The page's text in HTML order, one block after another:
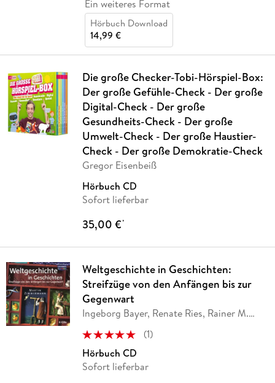
Ein weiteres Format
Hörbuch Download
14,99 €
Die große Checker-Tobi-Hörspiel-Box:
Der große Gefühle-Check - Der große
Digital-Check - Der große
Gesundheits-Check - Der große
Umwelt-Check - Der große Haustier-
Check - Der große Demokratie-Check
Gregor Eisenbeiß
Hörbuch CD
Sofort lieferbar
35,00 €*
Weltgeschichte in Geschichten:
Streifzüge von den Anfängen bis zur
Gegenwart
Ingeborg Bayer, Renate Ries, Rainer M.
(1)
Hörbuch CD
Sofort lieferbar